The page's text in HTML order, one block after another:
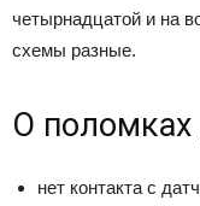
четырнадцатой и на
схемы разные.
О
нет контакта с